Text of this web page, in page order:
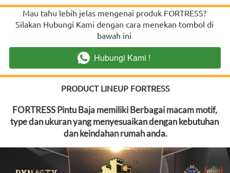
Mau tahu lebih jelas mengenai produk FORTRESS?
Silakan Hubungi Kami dengan cara menekan tombol di
bawah ini
` Hubungi Kami !
PRODUCT LINEUP FORTRESS
FORTRESS Pintu Baja memiliki Berbagai macam motif,
type dan ukuran yang menyesuaikan dengan kebutuhan
dan keindahan rumah anda.